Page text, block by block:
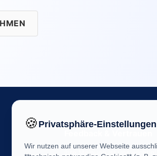
Ihre Meinung ist uns wichtig!
🍪Privatsphäre-Einstellungen
Wir nutzen auf unserer Webseite